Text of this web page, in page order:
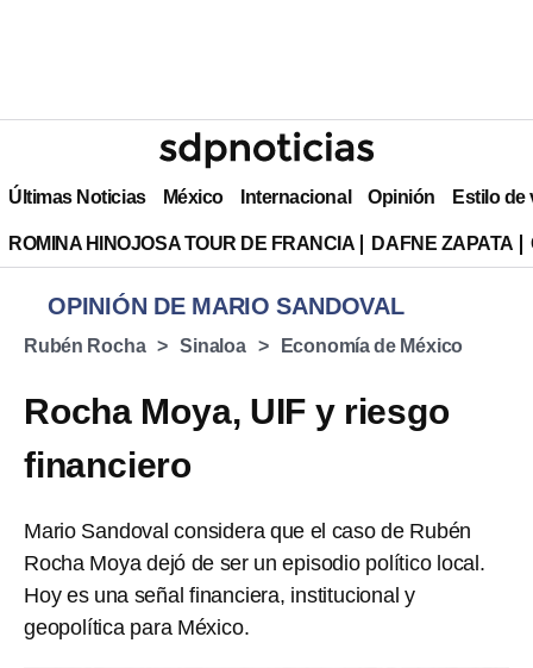
Últimas Noticias México Internacional Opinión Estilo de
ROMINA HINOJOSA TOUR DE FRANCIA DAFNE ZAPATA
OPINIÓN DE MARIO SANDOVAL
Rubén Rocha Sinaloa Economía de México
Rocha Moya, UIF y riesgo
financiero
Mario Sandoval considera que el caso de Rubén
Rocha Moya dejó de ser un episodio político local.
Hoy es una señal financiera, institucional y
geopolítica para México.